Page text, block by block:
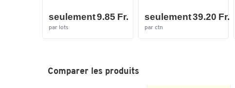
seulement 9.85 Fr.
par lots
seulement 39.20 Fr.
par ctn
Comparer les produits